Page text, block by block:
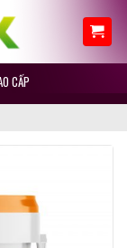
CẤP